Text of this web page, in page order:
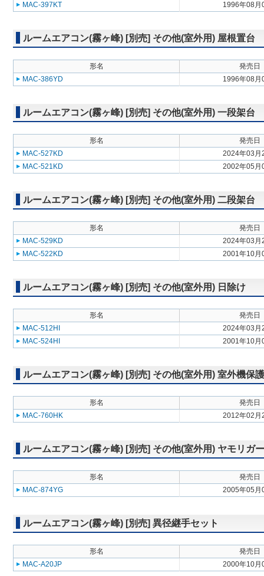
MAC-397KT
1996年08月
ルームエアコン(霧ヶ峰) [別売] その他(室外用) 屋根置台
形名
発売日
MAC-386YD
1996年08月
ルームエアコン(霧ヶ峰) [別売] その他(室外用) 一段架台
形名
発売日
MAC-527KD
2024年03月
MAC-521KD
2002年05月
ルームエアコン(霧ヶ峰) [別売] その他(室外用) 二段架台
形名
発売日
MAC-529KD
2024年03月
MAC-522KD
2001年10月
ルームエアコン(霧ヶ峰) [別売] その他(室外用) 日除け
形名
発売日
MAC-512HI
2024年03月
MAC-524HI
2001年10月
ルームエアコン(霧ヶ峰) [別売] その他(室外用) 室外機保
形名
発売日
MAC-760HK
2012年02月
ルームエアコン(霧ヶ峰) [別売] その他(室外用) ヤモリガ
形名
発売日
MAC-874YG
2005年05月
ルームエアコン(霧ヶ峰) [別売] 異径継手セット
形名
発売日
MAC-A20JP
2000年10月